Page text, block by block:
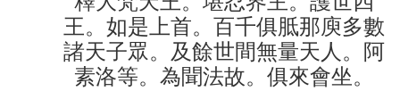
王。如是上首。百千俱胝那庾多數
諸天子眾。及餘世間無量天人。阿
素洛等。為聞法故。俱來會坐。